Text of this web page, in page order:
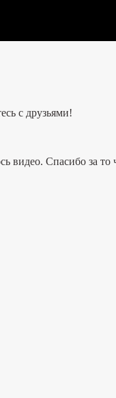
с друзьями!
видео. Спасибо за